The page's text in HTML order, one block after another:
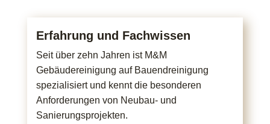
Erfahrung und Fachwissen
Seit über zehn Jahren ist M&M
Gebäudereinigung auf Bauendreinigung
spezialisiert und kennt die besonderen
Anforderungen von Neubau- und
Sanierungsprojekten.